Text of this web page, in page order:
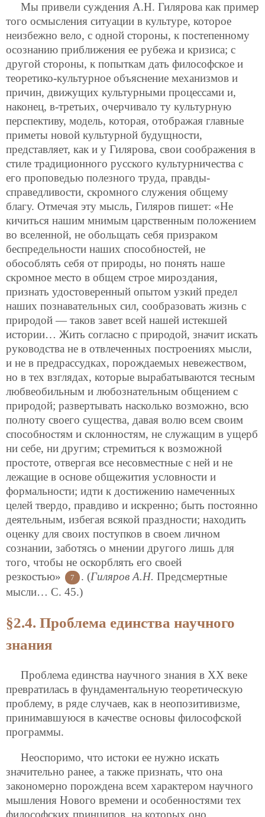
Мы привели суждения А.Н. Гилярова как пример
того осмысления ситуации в культуре, которое
неизбежно вело, с одной стороны, к постепенному
осознанию приближения ее рубежа и кризиса; с
другой стороны, к попыткам дать философское и
теоретико-культурное объяснение механизмов и
причин, движущих культурными процессами и,
наконец, в-третьих, очерчивало ту культурную
перспективу, модель, которая, отображая главные
приметы новой культурной будущности,
представляет, как и у Гилярова, свои соображения в
стиле традиционного русского культурничества с
его проповедью полезного труда, правды-
справедливости, скромного служения общему
благу. Отмечая эту мысль, Гиляров пишет: «Не
кичиться нашим мнимым царственным положением
во вселенной, не обольщать себя призраком
беспредельности наших способностей, не
обособлять себя от природы, но понять наше
скромное место в общем строе мироздания,
признать удостоверенный опытом узкий предел
наших познавательных сил, сообразовать жизнь с
природой — таков завет всей нашей истекшей
истории… Жить согласно с природой, значит искать
руководства не в отвлеченных построениях мысли,
и не в предрассудках, порождаемых невежеством,
но в тех взглядах, которые вырабатываются тесным
любвеобильным и любознательным общением с
природой; развертывать насколько возможно, всю
полноту своего существа, давая волю всем своим
способностям и склонностям, не служащим в ущерб
ни себе, ни другим; стремиться к возможной
простоте, отвергая все несовместные с ней и не
лежащие в основе общежития условности и
формальности; идти к достижению намеченных
целей твердо, правдиво и искренно; быть постоянно
деятельным, избегая всякой праздности; находить
оценку для своих поступков в своем личном
сознании, заботясь о мнении другого лишь для
того, чтобы не оскорблять его своей
резкостью»
7 . (Гиляров А.Н. Предсмертные
мысли… С. 45.)
§2.4. Проблема единства научного
знания
Проблема единства научного знания в XX веке
превратилась в фундаментальную теоретическую
проблему, в ряде случаев, как в неопозитивизме,
принимавшуюся в качестве основы философской
программы.
Неоспоримо, что истоки ее нужно искать
значительно ранее, а также признать, что она
закономерно порождена всем характером научного
мышления Нового времени и особенностями тех
философских принципов, на которых оно